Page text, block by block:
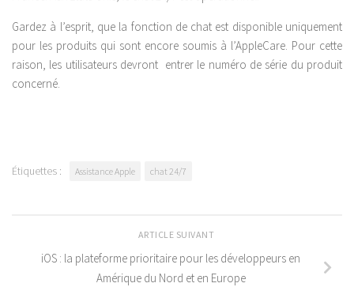
Gardez à l’esprit, que la fonction de chat est disponible uniquement
pour les produits qui sont encore soumis à l’AppleCare. Pour cette
raison, les utilisateurs devront entrer le numéro de série du produit
concerné.
Étiquettes : Assistance Apple chat 24/7
ARTICLE SUIVANT
iOS : la plateforme prioritaire pour les développeurs en
Amérique du Nord et en Europe